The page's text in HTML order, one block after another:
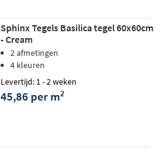
Sphinx Tegels Basilica tegel 60x60cm
- Cream
2 afmetingen
4 kleuren
Levertijd: 1 - 2 weken
45,86 per m2